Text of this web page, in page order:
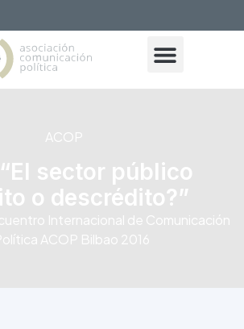
ACOP
sector público
o descrédito?”
Internacional de Comunicación
ACOP Bilbao 2016